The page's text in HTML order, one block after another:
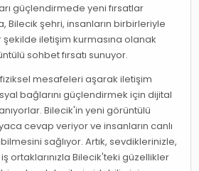
güçlendirmede yeni fırsatlar
Bilecik şehri, insanların birbirleriyle
şekilde iletişim kurmasına olanak
sohbet fırsatı sunuyor.
mesafeleri aşarak iletişim
bağlarını güçlendirmek için dijital
Bilecik'in yeni görüntülü
cevap veriyor ve insanların canlı
sağlıyor. Artık, sevdiklerinizle,
ortaklarınızla Bilecik'teki güzellikler